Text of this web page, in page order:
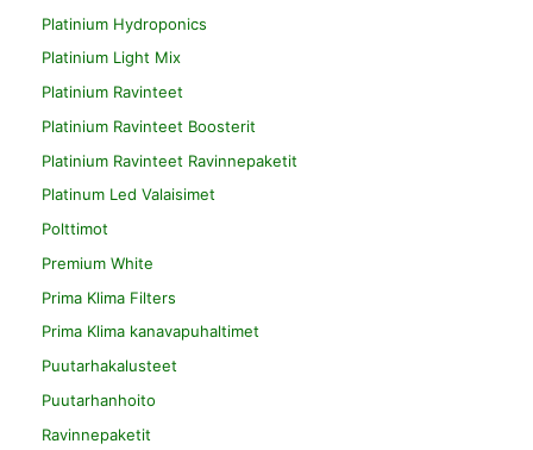
Platinium Hydroponics
Platinium Light Mix
Platinium Ravinteet
Platinium Ravinteet Boosterit
Platinium Ravinteet Ravinnepaketit
Platinum Led Valaisimet
Polttimot
Premium White
Prima Klima Filters
Prima Klima kanavapuhaltimet
Puutarhakalusteet
Puutarhanhoito
Ravinnepaketit